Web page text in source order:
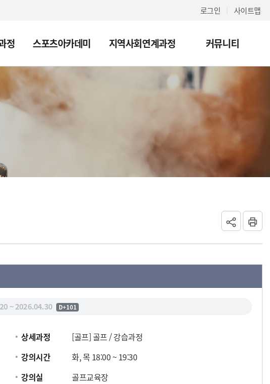
로그인 사이트맵
정 스포츠아카데미 지역사회연계과정 커뮤니티
~ 2026.04.30 D+101
상세과정
[골프] 골프 / 강습과정
강의시간
화, 목 18:00 ~ 19:30
강의실
골프교육장